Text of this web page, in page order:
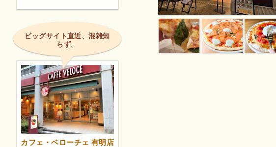
ビッグサイト直近、混雑知
らず。
カフェ・ベローチェ 有明店